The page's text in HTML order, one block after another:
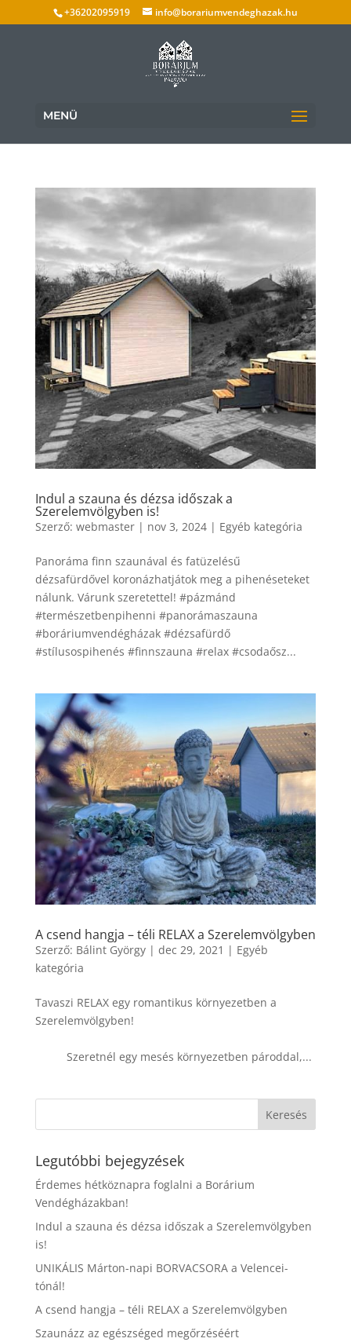
+36202095919 info@borariumvendeghazak.hu
MENÜ
Indul a szauna és dézsa időszak a
Szerelemvölgyben is!
Szerző: webmaster| nov 3, 2024| Egyéb kategória
Panoráma finn szaunával és fatüzelésű
dézsafürdővel koronázhatjátok meg a pihenéseteket
nálunk. Várunk szeretettel! #pázmánd
#természetbenpihenni #panorámaszauna
#boráriumvendégházak #dézsafürdő
#stílusospihenés #finnszauna #relax #csodaősz...
A csend hangja – téli RELAX a Szerelemvölgyben
Szerző: Bálint György| dec 29, 2021 | Egyéb
kategória
Tavaszi RELAX egy romantikus környezetben a
Szerelemvölgyben!
Szeretnél egy mesés környezetben pároddal,...
Legutóbbi bejegyzések
Érdemes hétköznapra foglalni a Borárium
Vendégházakban!
Indul a szauna és dézsa időszak a Szerelemvölgyben
is!
UNIKÁLIS Márton-napi BORVACSORA a Velencei-
tónál!
A csend hangja – téli RELAX a Szerelemvölgyben
Szaunázz az egészséged megőrzéséért